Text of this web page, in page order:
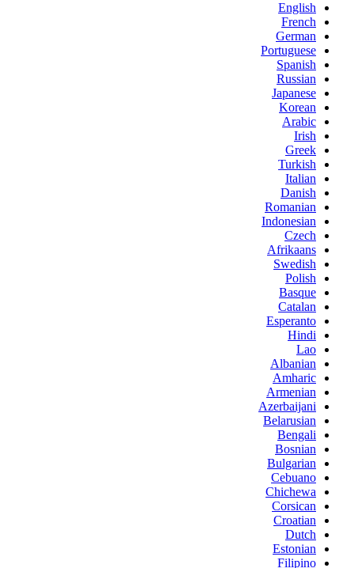
English
French
German
Portuguese
Spanish
Russian
Japanese
Korean
Arabic
Irish
Greek
Turkish
Italian
Danish
Romanian
Indonesian
Czech
Afrikaans
Swedish
Polish
Basque
Catalan
Esperanto
Hindi
Lao
Albanian
Amharic
Armenian
Azerbaijani
Belarusian
Bengali
Bosnian
Bulgarian
Cebuano
Chichewa
Corsican
Croatian
Dutch
Estonian
Filipino